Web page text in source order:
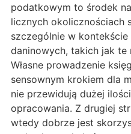
podatkowym to środek
licznych okolicznościach
szczególnie w kontekście
daninowych, takich jak te
Własne prowadzenie
sensownym krokiem dla
nie przewidują dużej
opracowania. Z drugiej
wtedy dobrze jest